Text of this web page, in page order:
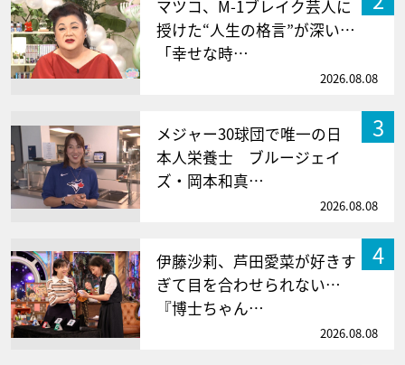
マツコ、M-1ブレイク芸人に
授けた“人生の格言”が深い…
「幸せな時…
2026.08.08
3
メジャー30球団で唯一の日
本人栄養士 ブルージェイ
ズ・岡本和真…
2026.08.08
4
伊藤沙莉、芦田愛菜が好きす
ぎて目を合わせられない…
『博士ちゃん…
2026.08.08